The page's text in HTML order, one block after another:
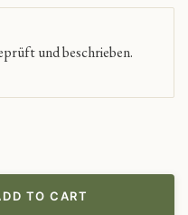
und beschrieben.
TO CART